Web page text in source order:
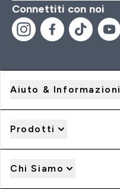
Connettiti con noi
Aiuto & Informazioni
Prodotti
Chi Siamo